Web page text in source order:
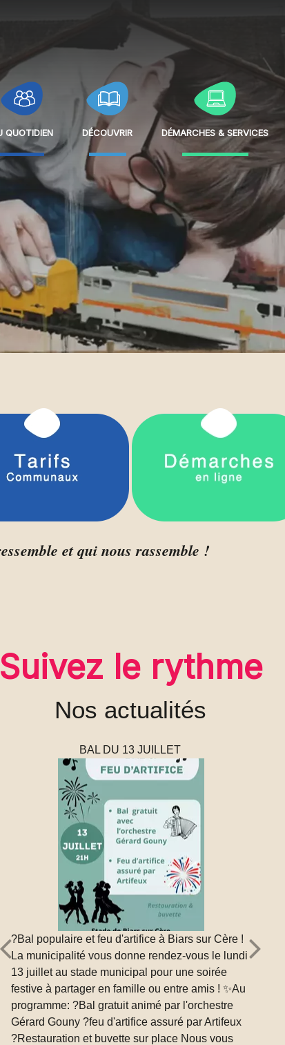
quotidien Découvrir Démarches & services
ressemble et qui nous
Suivez le rythme
Nos actualités
BAL DU 13 JUILLET
?Bal populaire et feu d'artifice à Biars sur Cère !
La municipalité vous donne rendez-vous le lundi
13 juillet au stade municipal pour une soirée
festive à partager en famille ou entre amis ! ✨Au
programme: ?Bal gratuit animé par l'orchestre
Gérard Gouny ?feu d'artifice assuré par Artifeux
?Restauration et buvette sur place Nous vous